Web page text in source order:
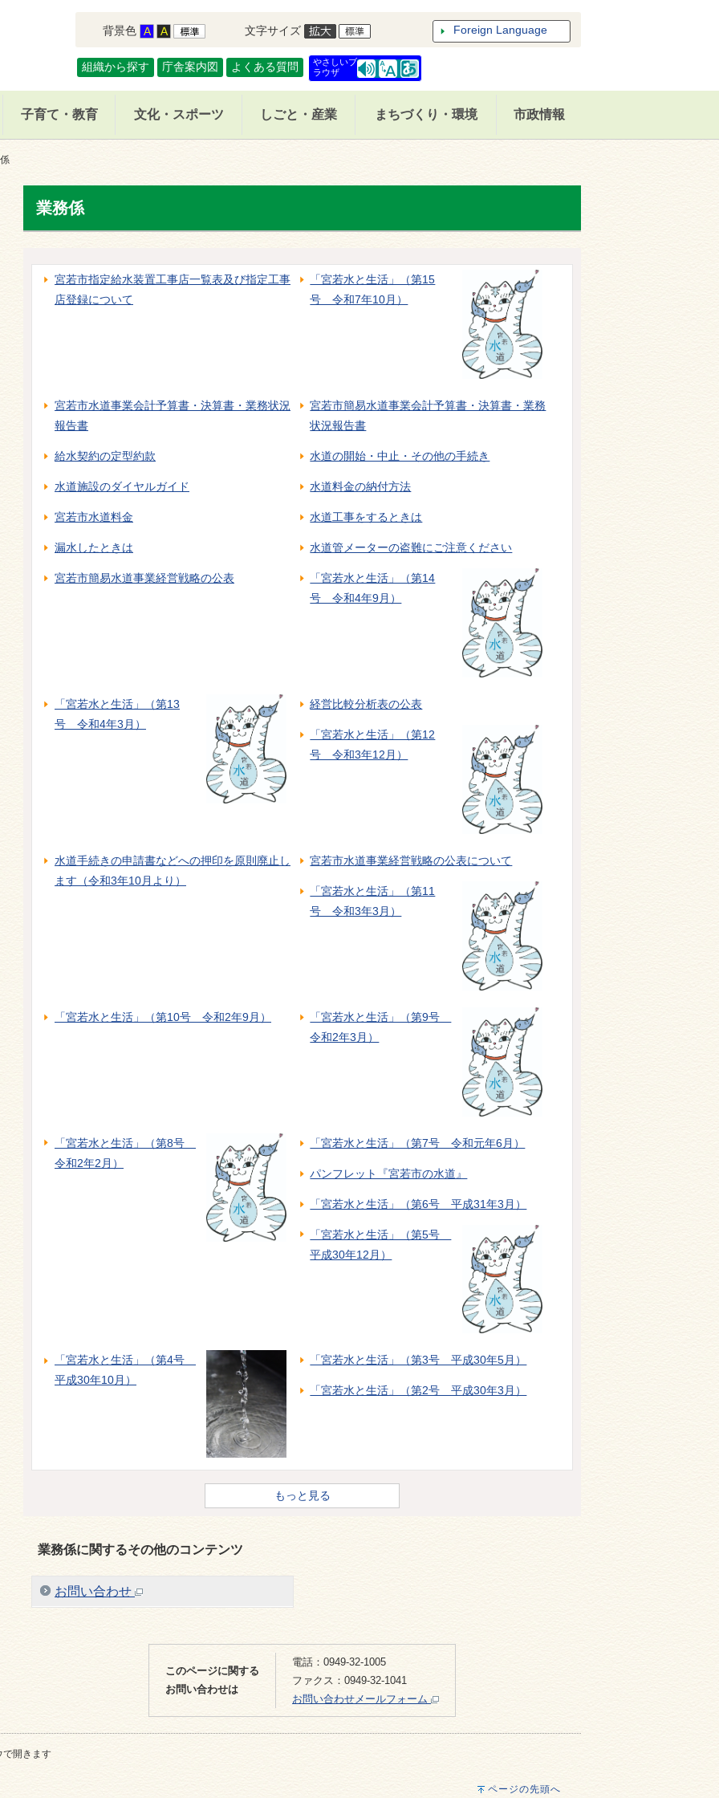
背景色 文字サイズ Foreign Language
組織から探す 庁舎案内図 よくある質問
やさしいブ
ラウザ
子育て・教育 文化・スポーツ しごと・産業 まちづくり・環境 市政情報
業務係
宮若市指定給水装置工事店一覧表及び指定工事
店登録について
「宮若水と生活」（第15
号 令和7年10月）
宮若市水道事業会計予算書・決算書・業務状況
報告書
宮若市簡易水道事業会計予算書・決算書・業務
状況報告書
給水契約の定型約款 水道の開始・中止・その他の手続き
水道施設のダイヤルガイド 水道料金の納付方法
宮若市水道料金 水道工事をするときは
漏水したときは 水道管メーターの盗難にご注意ください
宮若市簡易水道事業経営戦略の公表
「宮若水と生活」（第14
号 令和4年9月）
「宮若水と生活」（第13
号 令和4年3月）
経営比較分析表の公表
「宮若水と生活」（第12
号 令和3年12月）
水道手続きの申請書などへの押印を原則廃止し
ます（令和3年10月より）
宮若市水道事業経営戦略の公表について
「宮若水と生活」（第11
号 令和3年3月）
「宮若水と生活」（第10号 令和2年9月）
「宮若水と生活」（第9号
令和2年3月）
「宮若水と生活」（第8号
令和2年2月）
「宮若水と生活」（第7号 令和元年6月）
パンフレット『宮若市の水道』
「宮若水と生活」（第6号 平成31年3月）
「宮若水と生活」（第5号
平成30年12月）
「宮若水と生活」（第4号
平成30年10月）
「宮若水と生活」（第3号 平成30年5月）
「宮若水と生活」（第2号 平成30年3月）
もっと見る
業務係に関するその他のコンテンツ
お問い合わせ
このページに関する
お問い合わせは
電話：0949-32-1005
ファクス：0949-32-1041
お問い合わせメールフォーム
で開きます
ページの先頭へ